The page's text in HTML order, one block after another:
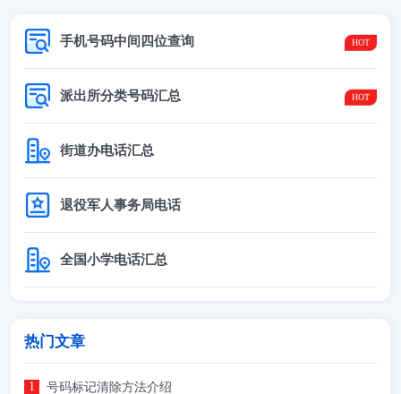
手机号码中间四位查询
派出所分类号码汇总
街道办电话汇总
退役军人事务局电话
全国小学电话汇总
热门文章
号码标记清除方法介绍